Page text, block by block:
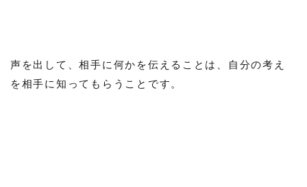
声を出して、相手に何かを伝えることは、自分の考え
を相手に知ってもらうことです。